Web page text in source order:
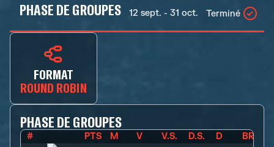
PHASE DE GROUPES 12 sept. - 31 oct. Terminé
FORMAT
ROUND ROBIN
PHASE DE GROUPES
# PTS M V V.S. D.S. D
BR